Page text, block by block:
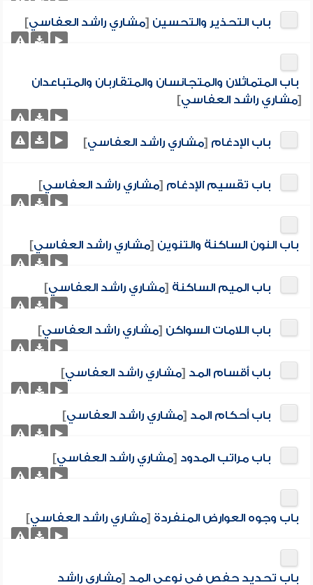
باب التحذير والتحسين [مشاري راشد العفاسي]
باب المتماثلان والمتجانسان والمتقاربان والمتباعدان
[مشاري راشد العفاسي]
باب الإدغام [مشاري راشد العفاسي]
باب تقسيم الإدغام [مشاري راشد العفاسي]
باب النون الساكنة والتنوين [مشاري راشد العفاسي]
باب الميم الساكنة [مشاري راشد العفاسي]
باب اللامات السواكن [مشاري راشد العفاسي]
باب أقسام المد [مشاري راشد العفاسي]
باب أحكام المد [مشاري راشد العفاسي]
باب مراتب المدود [مشاري راشد العفاسي]
باب وجوه العوارض المنفردة [مشاري راشد العفاسي]
باب تحديد حفص في نوعي المد [مشاري راشد